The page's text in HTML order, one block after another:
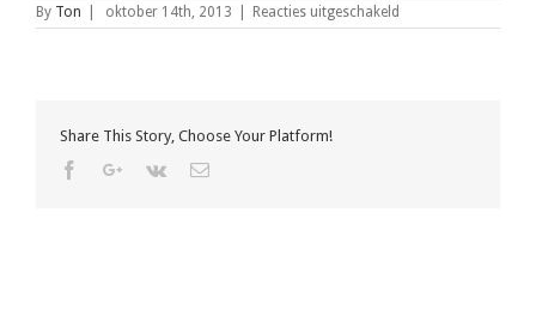
By Ton oktober 14th, 2013 Reacties uitgeschakeld
Slide
Share This Story, Choose Your Platform!
FacebookGoogle+
Vk Email